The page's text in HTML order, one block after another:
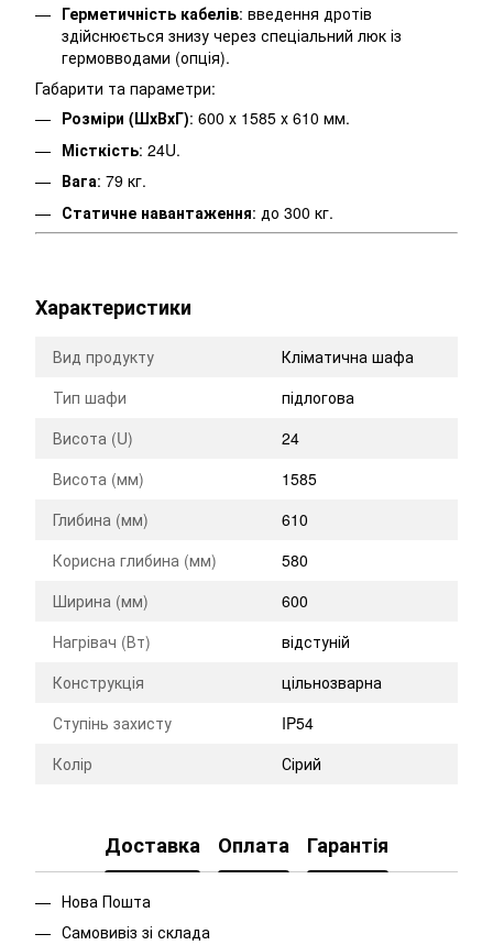
Герметичність кабелів: введення дротів
здійснюється знизу через спеціальний люк із
гермовводами (опція).
Габарити та параметри:
Розміри (ШхВхГ): 600 х 1585 х 610 мм.
Місткість: 24U.
Вага: 79 кг.
Статичне навантаження: до 300 кг.
Характеристики
Вид продукту
Кліматична шафа
Тип шафи
підлогова
Висота (U)
24
Висота (мм)
1585
Глибина (мм)
610
Корисна глибина (мм)
580
Ширина (мм)
600
Нагрівач (Вт)
відстуній
Конструкція
цільнозварна
Ступінь захисту
IP54
Колір
Сірий
Доставка Оплата Гарантія
Нова Пошта
Самовивіз зі склада